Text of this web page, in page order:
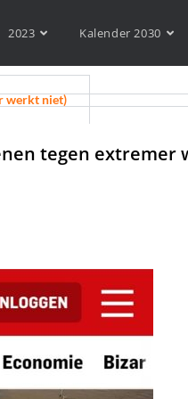
2023 Kalender 2030
werkt niet)
tegen extremer